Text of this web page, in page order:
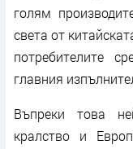
голям
света от
потребителите
главния
Въпреки това
кралство и